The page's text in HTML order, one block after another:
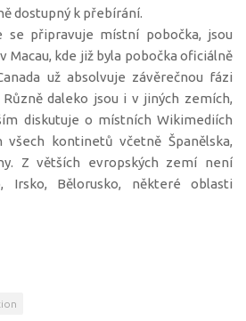
dostupný k přebírání.
se připravuje místní pobočka, jsou
Macau, kde již byla pobočka oficiálně
už absolvuje závěrečnou fázi
daleko jsou i v jiných zemích,
diskutuje o místních Wikimediích
kontinetů včetně Španělska,
Z větších evropských zemí není
Irsko, Bělorusko, některé oblasti